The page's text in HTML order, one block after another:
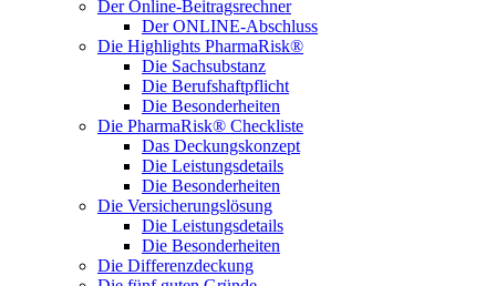
Der Online-Beitragsrechner
Der ONLINE-Abschluss
Die Highlights PharmaRisk®
Die Sachsubstanz
Die Berufshaftpflicht
Die Besonderheiten
Die PharmaRisk® Checkliste
Das Deckungskonzept
Die Leistungsdetails
Die Besonderheiten
Die Versicherungslösung
Die Leistungsdetails
Die Besonderheiten
Die Differenzdeckung